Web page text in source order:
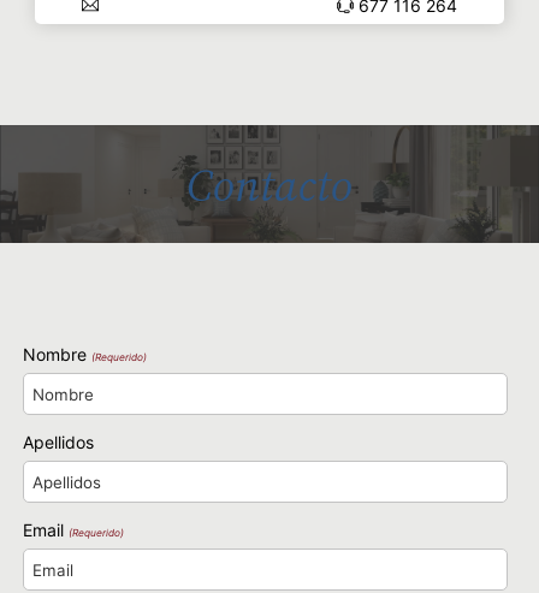
677 116 264
Contacto
Nombre (Requerido)
Apellidos
Email (Requerido)